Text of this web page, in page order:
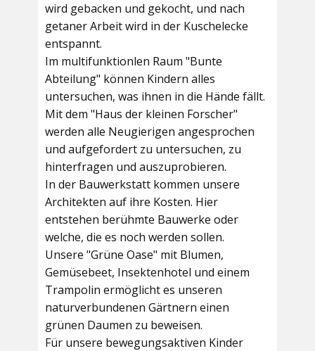
wird gebacken und gekocht, und nach
getaner Arbeit wird in der Kuschelecke
entspannt.
Im multifunktionlen Raum "Bunte
Abteilung" können Kindern alles
untersuchen, was ihnen in die Hände fällt.
Mit dem "Haus der kleinen Forscher"
werden alle Neugierigen angesprochen
und aufgefordert zu untersuchen, zu
hinterfragen und auszuprobieren.
In der Bauwerkstatt kommen unsere
Architekten auf ihre Kosten. Hier
entstehen berühmte Bauwerke oder
welche, die es noch werden sollen.
Unsere "Grüne Oase" mit Blumen,
Gemüsebeet, Insektenhotel und einem
Trampolin ermöglicht es unseren
naturverbundenen Gärtnern einen
grünen Daumen zu beweisen.
Für unsere bewegungsaktiven Kinder